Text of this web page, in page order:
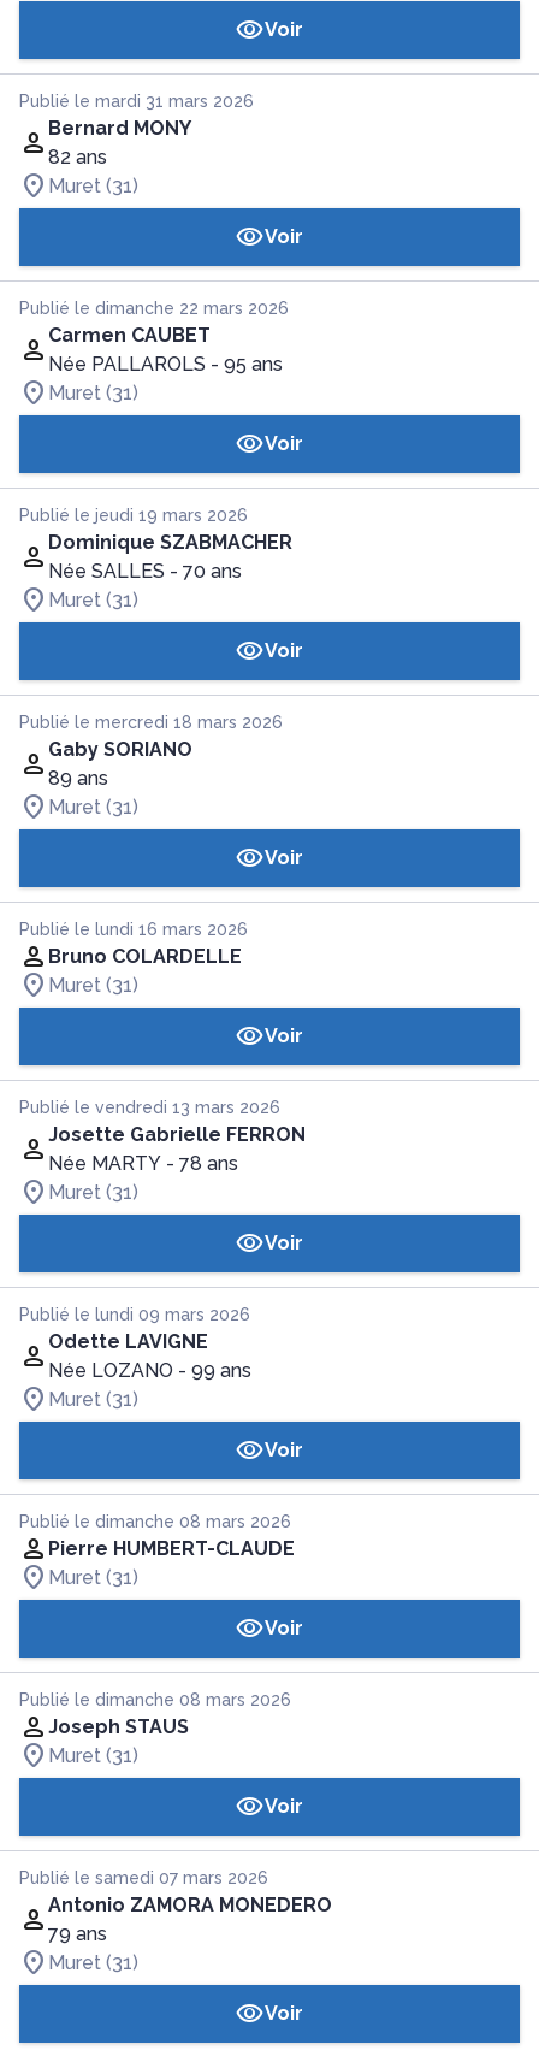
Voir
Publié le mardi 31 mars 2026
Bernard MONY
82 ans
Muret (31)
Voir
Publié le dimanche 22 mars 2026
Carmen CAUBET
Née PALLAROLS - 95 ans
Muret (31)
Voir
Publié le jeudi 19 mars 2026
Dominique SZABMACHER
Née SALLES - 70 ans
Muret (31)
Voir
Publié le mercredi 18 mars 2026
Gaby SORIANO
89 ans
Muret (31)
Voir
Publié le lundi 16 mars 2026
Bruno COLARDELLE
Muret (31)
Voir
Publié le vendredi 13 mars 2026
Josette Gabrielle FERRON
Née MARTY - 78 ans
Muret (31)
Voir
Publié le lundi 09 mars 2026
Odette LAVIGNE
Née LOZANO - 99 ans
Muret (31)
Voir
Publié le dimanche 08 mars 2026
Pierre HUMBERT-CLAUDE
Muret (31)
Voir
Publié le dimanche 08 mars 2026
Joseph STAUS
Muret (31)
Voir
Publié le samedi 07 mars 2026
Antonio ZAMORA MONEDERO
79 ans
Muret (31)
Voir